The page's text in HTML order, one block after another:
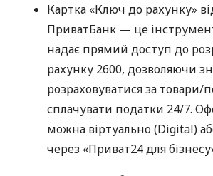
Картка «Ключ до рахунку»
ПриватБанк — це
надає прямий доступ до
рахунку 2600, дозволяючи
розраховуватися за товари/
сплачувати податки 24/7.
можна віртуально (Digital)
через «Приват24 для